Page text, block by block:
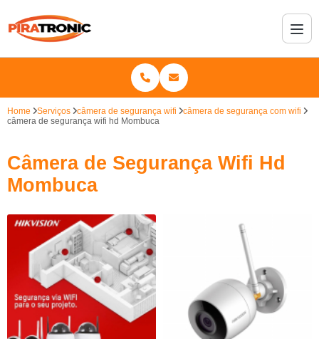
Home Serviços câmera de segurança wifi
câmera de segurança com wifi
câmera de segurança wifi hd Mombuca
Câmera de Segurança Wifi Hd
Mombuca